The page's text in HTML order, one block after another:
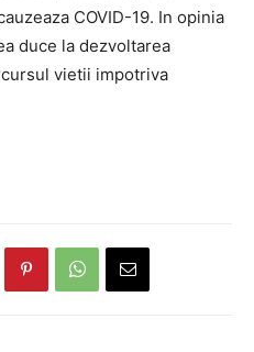
COVID-19. In opinia
duce la dezvoltarea
vietii impotriva